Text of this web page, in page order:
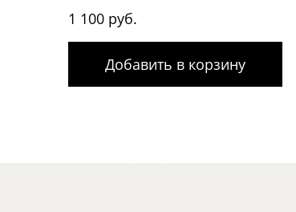
1 100 руб.
Добавить в корзину